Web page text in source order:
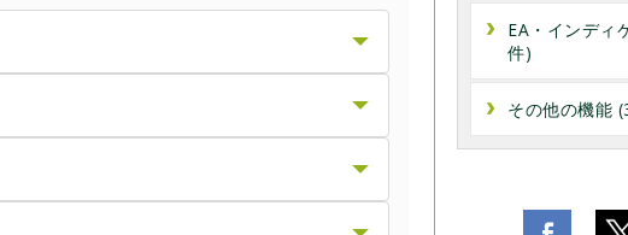
EA・インディ
件)
その他の機能